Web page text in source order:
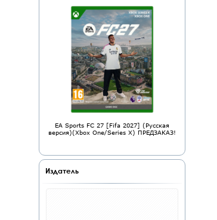
EA Sports FC 27 [Fifa 2027] (Русская
версия)(Xbox One/Series X) ПРЕДЗАКАЗ!
Издатель